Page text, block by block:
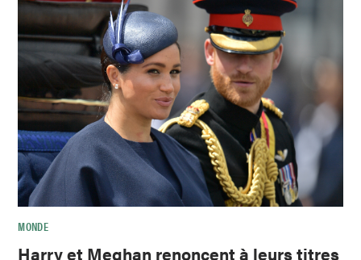
MONDE
Harry et Meghan renoncent à leurs titres